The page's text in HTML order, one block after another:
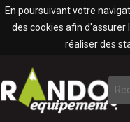
En poursuivant votre
des cookies afin
réaliser des
Panneau de gestion des